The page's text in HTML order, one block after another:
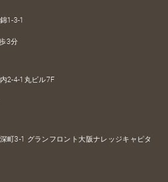
1-3-1
3分
2-4-1丸ビル7F
町3-1 グランフロント大阪ナレッジキャピタ